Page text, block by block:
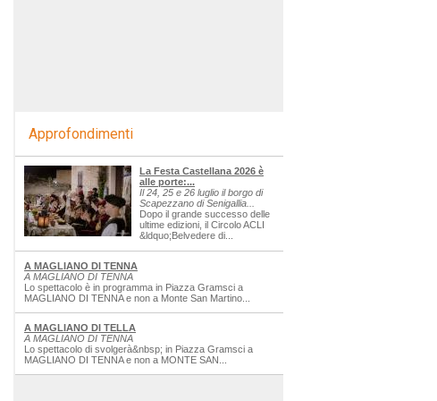
Approfondimenti
La Festa Castellana 2026 è
alle porte:...
Il 24, 25 e 26 luglio il borgo di
Scapezzano di Senigallia...
Dopo il grande successo delle
ultime edizioni, il Circolo ACLI
&ldquo;Belvedere di...
A MAGLIANO DI TENNA
A MAGLIANO DI TENNA
Lo spettacolo è in programma in Piazza Gramsci a
MAGLIANO DI TENNA e non a Monte San Martino...
A MAGLIANO DI TELLA
A MAGLIANO DI TENNA
Lo spettacolo di svolgerà&nbsp; in Piazza Gramsci a
MAGLIANO DI TENNA e non a MONTE SAN...